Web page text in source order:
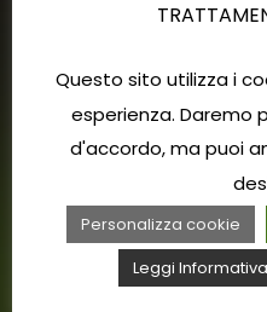
Questo sito utilizza i
esperienza. Daremo
d'accordo, ma puoi
Personalizza cookie
Leggi Informativa